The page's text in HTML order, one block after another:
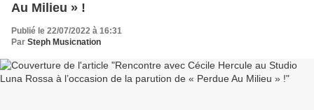
Au Milieu » !
Publié le 22/07/2022 à 16:31
Par Steph Musicnation